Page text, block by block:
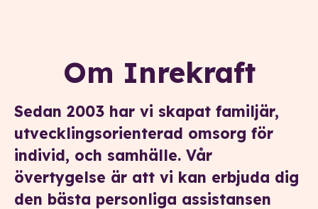
Om Inrekraft
Sedan 2003 har vi skapat familjär,
utvecklingsorienterad omsorg för
individ, och samhälle. Vår
övertygelse är att vi kan erbjuda dig
den bästa personliga assistansen